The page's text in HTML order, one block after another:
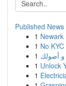
Published News
1 Newark
1 No
1 و أصولك
1 Unlock
1